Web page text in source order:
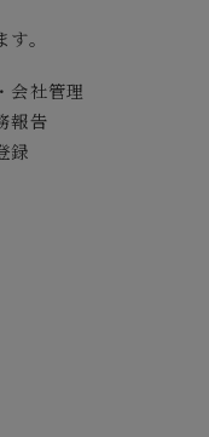
。
社管理
報告
録